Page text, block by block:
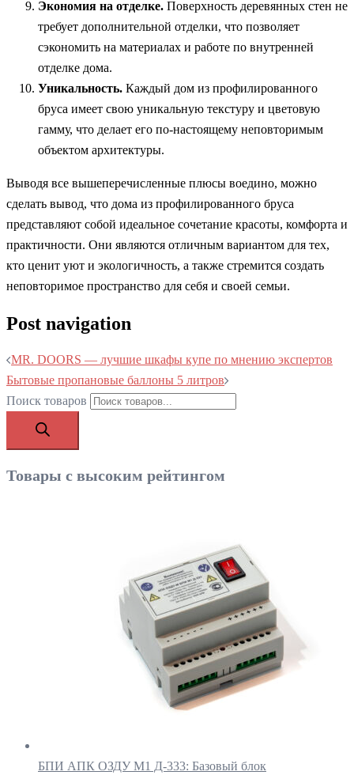
Экономия на отделке. Поверхность деревянных стен не
требует дополнительной отделки, что позволяет
сэкономить на материалах и работе по внутренней
отделке дома.
Уникальность. Каждый дом из профилированного
бруса имеет свою уникальную текстуру и цветовую
гамму, что делает его по-настоящему неповторимым
объектом архитектуры.
Выводя все вышеперечисленные плюсы воедино, можно
сделать вывод, что дома из профилированного бруса
представляют собой идеальное сочетание красоты, комфорта и
практичности. Они являются отличным вариантом для тех,
кто ценит уют и экологичность, а также стремится создать
неповторимое пространство для себя и своей семьи.
Post navigation
MR. DOORS — лучшие шкафы купе по мнению экспертов
Бытовые пропановые баллоны 5 литров
Поиск товаров
Товары с высоким рейтингом
БПИ АПК ОЗДУ М1 Д-333: Базовый блок